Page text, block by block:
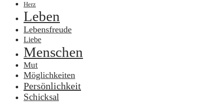
Herz
Leben
Lebensfreude
Liebe
Menschen
Mut
Möglichkeiten
Persönlichkeit
Schicksal